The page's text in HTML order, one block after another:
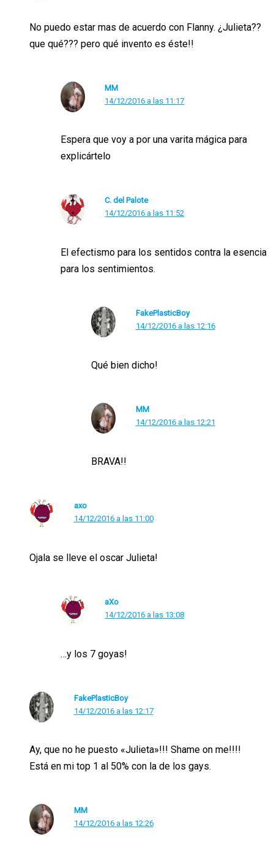
No puedo estar mas de acuerdo con Flanny. ¿Julieta??
que qué??? pero qué invento es éste!!
MM
14/12/2016 a las 11:17
Espera que voy a por una varita mágica para
explicártelo
C. del Palote
14/12/2016 a las 11:52
El efectismo para los sentidos contra la esencia
para los sentimientos.
FakePlasticBoy
14/12/2016 a las 12:16
Qué bien dicho!
MM
14/12/2016 a las 12:21
BRAVA!!
axo
14/12/2016 a las 11:00
Ojala se lleve el oscar Julieta!
aXo
14/12/2016 a las 13:08
…y los 7 goyas!
FakePlasticBoy
14/12/2016 a las 12:17
Ay, que no he puesto «Julieta»!!! Shame on me!!!!
Está en mi top 1 al 50% con la de los gays.
MM
14/12/2016 a las 12:26